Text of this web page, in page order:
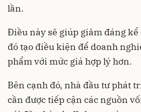
lần.
Điều này sẽ giúp giảm đáng
đó tạo điều kiện để doanh
phẩm với mức giá hợp lý hơn.
Bên cạnh đó, nhà đầu tư phát
cần được tiếp cận các nguồn